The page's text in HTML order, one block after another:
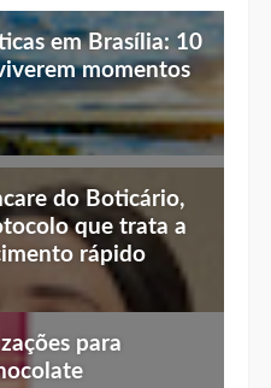
em Brasília: 10
momentos
em Brasília:
menu especial
do Boticário,
que trata a
rápido
para